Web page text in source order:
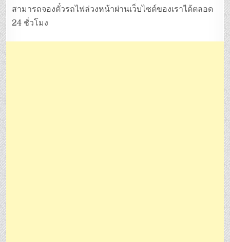
สามารถจองตั๋วรถไฟล่วงหน้าผ่านเว็บไซต์ของเราได้ตลอด
24 ชั่วโมง